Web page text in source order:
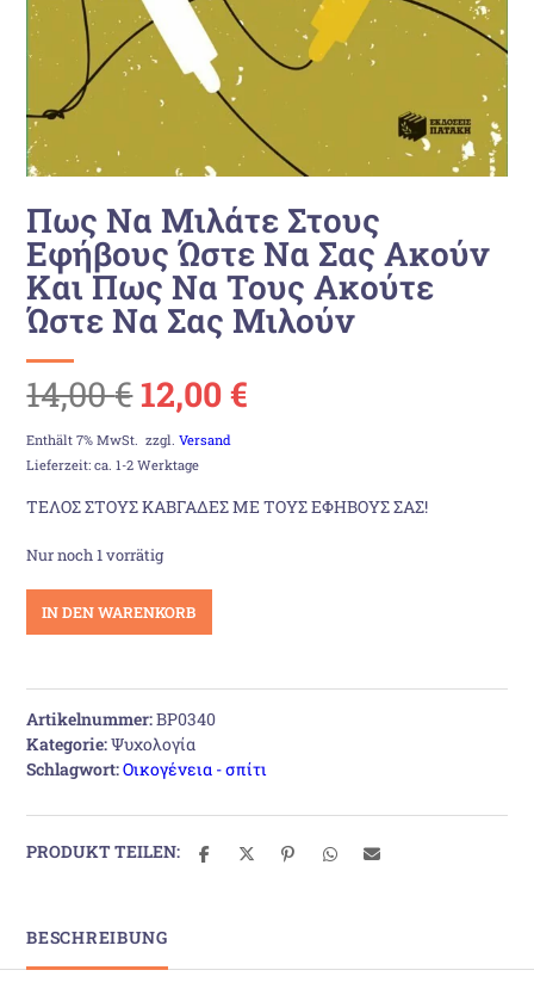
Πως Να Μιλάτε Στους
Εφήβους Ώστε Να Σας Ακούν
Και Πως Να Τους Ακούτε
Ώστε Να Σας Μιλούν
14,00€ Ursprünglicher
Preis
war:
14,00 €
12,00€
ist:
Enthält 7% MwSt. zzgl.Versand
Lieferzeit: ca. 1-2 Werktage
ΤΕΛΟΣ ΣΤΟΥΣ ΚΑΒΓΑΔΕΣ ΜΕ ΤΟΥΣ ΕΦΗΒΟΥΣ ΣΑΣ!
Nur noch 1 vorrätig
Να
Ώστε
Να
Σας
Πως
Ακούτε
Ώστε
Να
IN DEN WARENKORB
Artikelnummer:BP0340
Kategorie:Ψυχολογία
Schlagwort:Οικογένεια - σπίτι
PRODUKT TEILEN:
BESCHREIBUNG